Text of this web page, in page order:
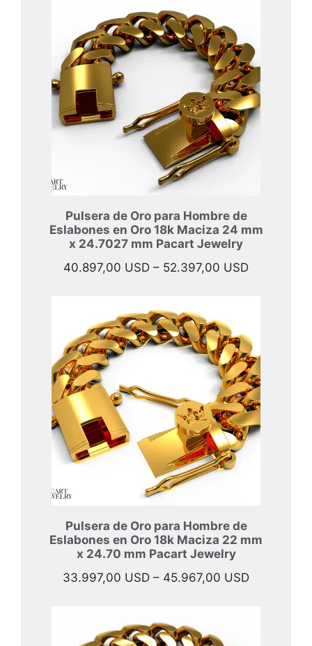
hasta
57.997,00
Pulsera de Oro para Hombre de
Eslabones en Oro 18k Maciza 24 mm
x 24.7027 mm Pacart Jewelry
40.897,00 USD – 52.397,00 USDRango
40.897,00
hasta
52.397,00
Pulsera de Oro para Hombre de
Eslabones en Oro 18k Maciza 22 mm
x 24.70 mm Pacart Jewelry
33.997,00 USD – 45.967,00 USDRango